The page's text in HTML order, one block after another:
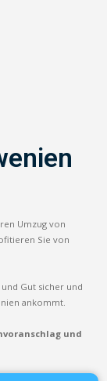
Umzug von
Sie von
Gut sicher und
ankommt.
und